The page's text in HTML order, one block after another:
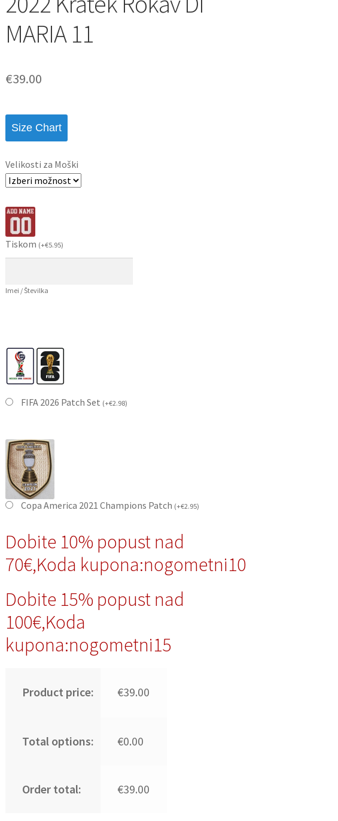
MARIA 11
€39.00
Size Chart
Velikosti za Moški
Tiskom (+€5.95)
Imei / Številka
FIFA 2026 Patch Set (+€2.98)
Copa America 2021 Champions Patch (+€2.95)
Dobite 10% popust nad
70€,Koda kupona:nogometni10
Dobite 15% popust nad
100€,Koda
kupona:nogometni15
Product price: €39.00
Total options: €0.00
Order total: €39.00